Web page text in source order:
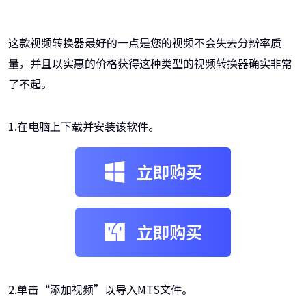
这款视频转换器最好的一点是您的视频不会失去分辨率质
量，并且以实惠的价格获得这种类型的视频转换器确实非常
了不起。
1.在电脑上下载并安装该软件。
立即购买
立即购买
2.单击“添加视频”以导入MTS文件。